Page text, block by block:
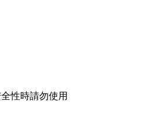
性時請勿使用